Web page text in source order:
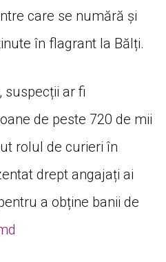
care se numără și
în flagrant la Bălți.
suspecții ar fi
de peste 720 de mii
rolul de curieri în
drept angajați ai
a obține banii de